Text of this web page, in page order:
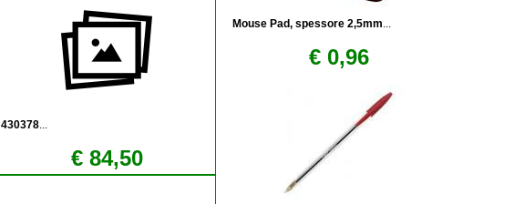
430378...
€ 84,50
Mouse Pad, spessore 2,5mm...
€ 0,96